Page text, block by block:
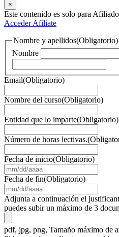
×
Este contenido es solo para
AccederAfiliate
Nombre y apellidos(Obligatorio)
Nombre
Email(Obligatorio)
Nombre del curso(Obligatorio)
Entidad que lo imparte(Obligatorio)
Número de horas lectivas.
Fecha de inicio(Obligatorio)
barra
DD
barra
Fecha de fin(Obligatorio)
barra
DD
Adjunta a continuación el
puedes subir un máximo de 3
pdf, jpg, png, Tamaño máximo de